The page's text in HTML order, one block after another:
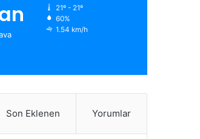
21º - 21º
60%
1.54 km/h
Son Eklenen Yorumlar